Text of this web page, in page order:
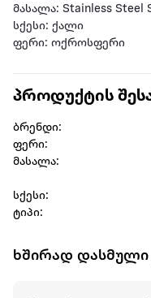
მასალა: Stainless Steel
სქესი: ქალი
ფერი: ოქროსფერი
პროდუქტის
ბრენდი:
ფერი:
მასალა:
სქესი:
ტიპი:
ხშირად დასმული